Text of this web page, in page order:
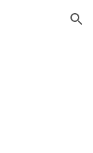
Skip to navigation